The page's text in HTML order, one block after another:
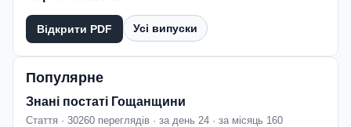
Відкрити PDF Усі випуски
Популярне
Знані постаті Гощанщини
Стаття · 30260 переглядів · за день 24 · за місяць 160